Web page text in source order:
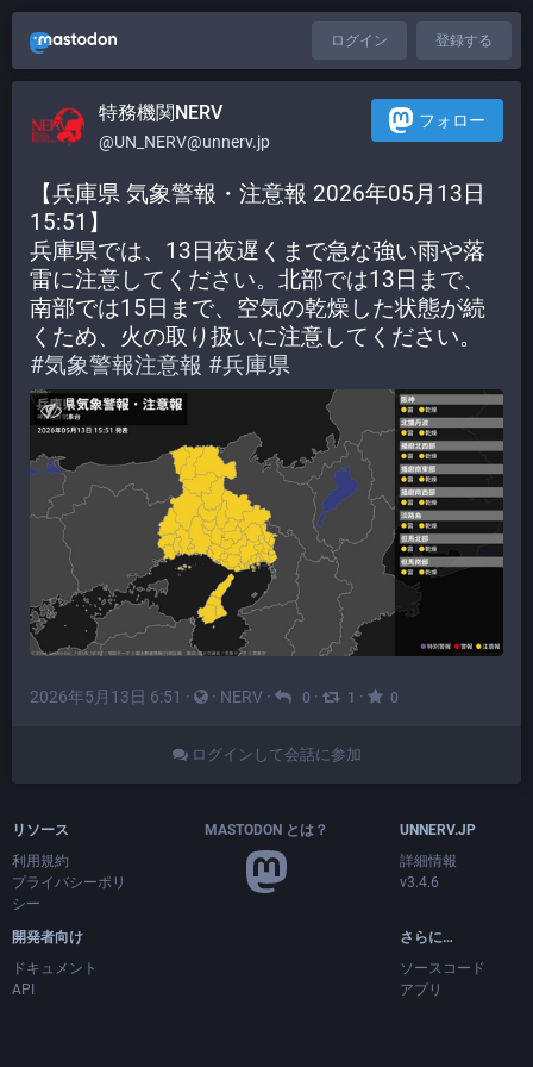
ログイン 登録する
特務機関NERV
@UN_NERV@unnerv.jp
フォロー
【兵庫県 気象警報・注意報 2026年05月13日
15:51】
兵庫県では、13日夜遅くまで急な強い雨や落
雷に注意してください。北部では13日まで、
南部では15日まで、空気の乾燥した状態が続
くため、火の取り扱いに注意してください。
#気象警報注意報 #兵庫県
2026年5月13日 6:51 · · NERV · 0 · 1 · 0
ログインして会話に参加
リソース
利用規約
プライバシーポリ
シー
開発者向け
ドキュメント
API
MASTODON とは？
UNNERV.JP
詳細情報
v3.4.6
さらに…
ソースコード
アプリ